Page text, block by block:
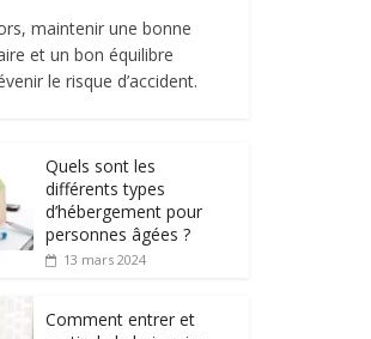
maintenir une bonne
et un bon équilibre
le risque d’accident.
Quels sont les
différents types
d’hébergement pour
personnes âgées ?
13 mars 2024
Comment entrer et